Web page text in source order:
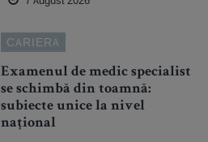
CARIERA
Examenul de medic specialist
se schimbă din toamnă:
subiecte unice la nivel
național